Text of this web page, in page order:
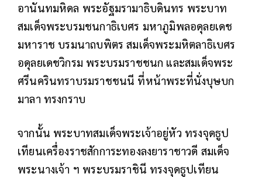
อานันทมหิดล พระอัฐมรามาธิบดินทร พระบาท
สมเด็จพระบรมชนกาธิเบศร มหาภูมิพลอดุลยเดช
มหาราช บรมนาถบพิตร สมเด็จพระมหิตลาธิเบศร
อดุลยเดชวิกรม พระบรมราชชนก และสมเด็จพระ
ศรีนครินทราบรมราชชนนี ที่หน้าพระที่นั่งบุษบก
มาลา ทรงกราบ
จากนั้น พระบาทสมเด็จพระเจ้าอยู่หัว ทรงจุดธูป
เทียนเครื่องราชสักการะทองลงยาราชาวดี สมเด็จ
พระนางเจ้า ฯ พระบรมราชินี ทรงจุดธูปเทียน